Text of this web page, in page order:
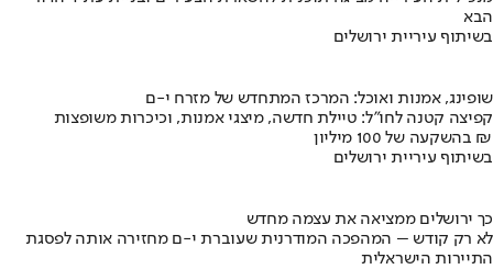
הבא
בשיתוף עיריית ירושלים
שופינג, אמנות ואוכל: המרכז המתחדש של מזרח י-ם
קפיצה קטנה לחו"ל: טיילת חדשה, מיצגי אמנות, וכיכרות משופצות
בהשקעה של 100 מיליון ₪
בשיתוף עיריית ירושלים
כך ירושלים ממציאה את עצמה מחדש
לא רק קודש – המהפכה המודרנית שעוברת י-ם מחזירה אותה לפסגת
התיירות הישראלית